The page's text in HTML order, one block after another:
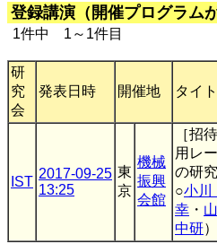
登録講演（開催プログラム
1件中 1～1件目
研
究
会
発表日時 開催地 タイ
IST
2017-09-25
13:25
東
京
機械
振興
会館
［招
用レ
の研
○小
幸 ・
中研）